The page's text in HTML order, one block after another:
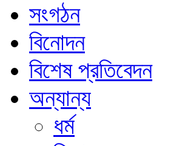
সংগঠন
বিনোদন
বিশেষ প্রতিবেদন
অন্যান্য
ধর্ম